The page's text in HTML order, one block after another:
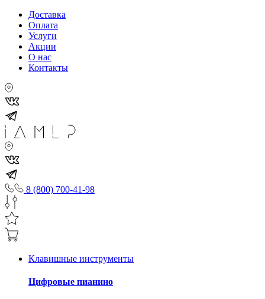
Доставка
Оплата
Услуги
Акции
О нас
Контакты
8 (800) 700-41-98
Клавишные инструменты
Цифровые пианино